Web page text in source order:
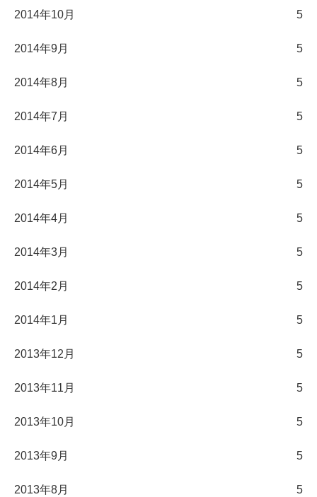
2014年10月 5
2014年9月 5
2014年8月 5
2014年7月 5
2014年6月 5
2014年5月 5
2014年4月 5
2014年3月 5
2014年2月 5
2014年1月 5
2013年12月 5
2013年11月 5
2013年10月 5
2013年9月 5
2013年8月 5